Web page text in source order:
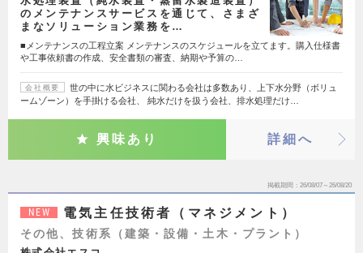
のメンテナンスサービスを通じて、さまざ
まなソリューション業務を…
■メンテナンスの工程立案 メンテナンスのスケジュールを立てます。購入仕様書
や工事依頼書の作成、安全書類の審査、納期や予算の…
会社概要
世の中に水ビジネスに関わる会社は多数あり、上下水分野（ボリュ
ームゾーン）を手掛ける会社、 純水だけを扱う会社、排水処理だけ…
興味あり 詳細へ
掲載期間 26/08/07～26/08/20
NEW 電気主任技術者（マネジメント）
その他、技術系（建築・設備・土木・プラント）